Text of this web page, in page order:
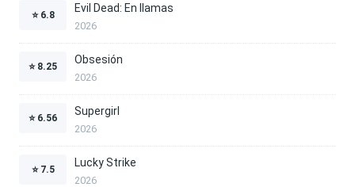
⭐ 6.8
Evil Dead: En llamas
2026
⭐ 8.25
Obsesión
2026
⭐ 6.56
Supergirl
2026
⭐ 7.5
Lucky Strike
2026